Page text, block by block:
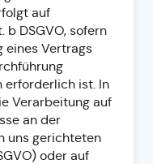
auf
b DSGVO, sofern
eines Vertrags
erforderlich ist. In
Verarbeitung auf
an der
uns gerichteten
oder auf